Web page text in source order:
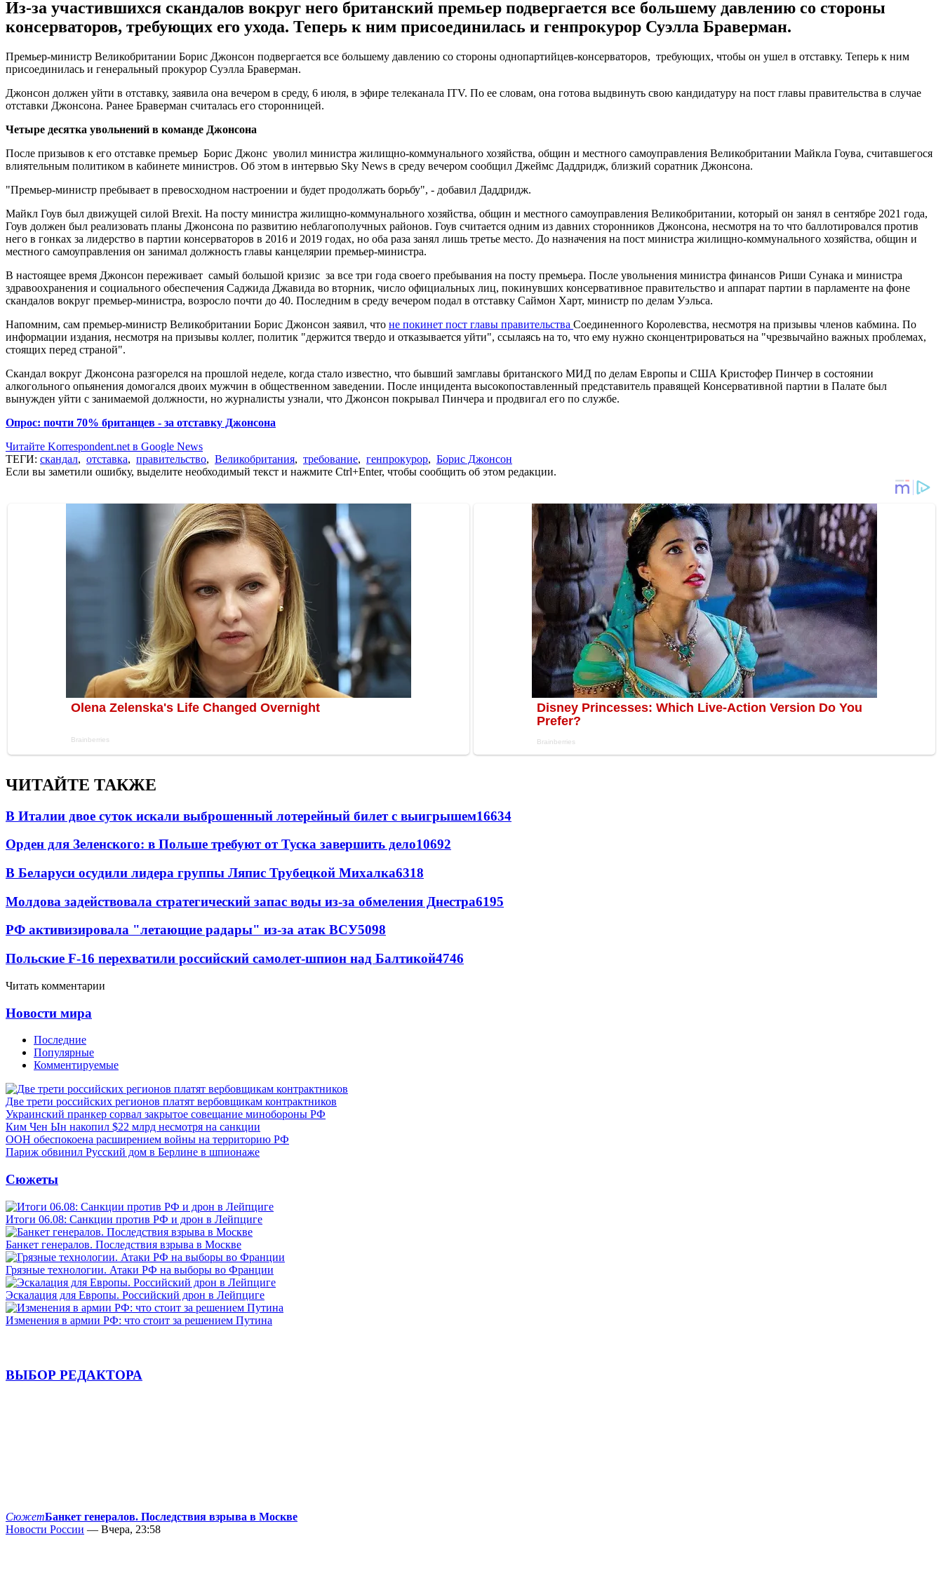
Из-за участившихся скандалов вокруг него британский премьер подвергается все большему давлению со стороны
консерваторов, требующих его ухода. Теперь к ним присоединилась и генпрокурор Суэлла Браверман.
Премьер-министр Великобритании Борис Джонсон подвергается все большему давлению со стороны однопартийцев-консерваторов, требующих, чтобы он ушел в отставку. Теперь к ним
присоединилась и генеральный прокурор Суэлла Браверман.
Джонсон должен уйти в отставку, заявила она вечером в среду, 6 июля, в эфире телеканала ITV. По ее словам, она готова выдвинуть свою кандидатуру на пост главы правительства в случае
отставки Джонсона. Ранее Браверман считалась его сторонницей.
Четыре десятка увольнений в команде Джонсона
После призывов к его отставке премьер Борис Джонс уволил министра жилищно-коммунального хозяйства, общин и местного самоуправления Великобритании Майкла Гоува, считавшегося
влиятельным политиком в кабинете министров. Об этом в интервью Sky News в среду вечером сообщил Джеймс Даддридж, близкий соратник Джонсона.
"Премьер-министр пребывает в превосходном настроении и будет продолжать борьбу", - добавил Даддридж.
Майкл Гоув был движущей силой Brexit. На посту министра жилищно-коммунального хозяйства, общин и местного самоуправления Великобритании, который он занял в сентябре 2021 года,
Гоув должен был реализовать планы Джонсона по развитию неблагополучных районов. Гоув считается одним из давних сторонников Джонсона, несмотря на то что баллотировался против
него в гонках за лидерство в партии консерваторов в 2016 и 2019 годах, но оба раза занял лишь третье место. До назначения на пост министра жилищно-коммунального хозяйства, общин и
местного самоуправления он занимал должность главы канцелярии премьер-министра.
В настоящее время Джонсон переживает самый большой кризис за все три года своего пребывания на посту премьера. После увольнения министра финансов Риши Сунака и министра
здравоохранения и социального обеспечения Саджида Джавида во вторник, число официальных лиц, покинувших консервативное правительство и аппарат партии в парламенте на фоне
скандалов вокруг премьер-министра, возросло почти до 40. Последним в среду вечером подал в отставку Саймон Харт, министр по делам Уэльса.
Напомним, сам премьер-министр Великобритании Борис Джонсон заявил, что не покинет пост главы правительства Соединенного Королевства, несмотря на призывы членов кабмина. По
информации издания, несмотря на призывы коллег, политик "держится твердо и отказывается уйти", ссылаясь на то, что ему нужно сконцентрироваться на "чрезвычайно важных проблемах,
стоящих перед страной".
Скандал вокруг Джонсона разгорелся на прошлой неделе, когда стало известно, что бывший замглавы британского МИД по делам Европы и США Кристофер Пинчер в состоянии
алкогольного опьянения домогался двоих мужчин в общественном заведении. После инцидента высокопоставленный представитель правящей Консервативной партии в Палате был
вынужден уйти с занимаемой должности, но журналисты узнали, что Джонсон покрывал Пинчера и продвигал его по службе.
Опрос: почти 70% британцев - за отставку Джонсона
Читайте Korrespondent.net в Google News
ТЕГИ: скандал, отставка, правительство, Великобритания, требование, генпрокурор, Борис Джонсон
Если вы заметили ошибку, выделите необходимый текст и нажмите Ctrl+Enter, чтобы сообщить об этом редакции.
ЧИТАЙТЕ ТАКЖЕ
В Италии двое суток искали выброшенный лотерейный билет с выигрышем16634
Орден для Зеленского: в Польше требуют от Туска завершить дело10692
В Беларуси осудили лидера группы Ляпис Трубецкой Михалка6318
Молдова задействовала стратегический запас воды из-за обмеления Днестра6195
РФ активизировала "летающие радары" из-за атак ВСУ5098
Польские F-16 перехватили российский самолет-шпион над Балтикой4746
Читать комментарии
Новости мира
Последние
Популярные
Комментируемые
Две трети российских регионов платят вербовщикам контрактников
Украинский пранкер сорвал закрытое совещание минобороны РФ
Ким Чен Ын накопил $22 млрд несмотря на санкции
ООН обеспокоена расширением войны на территорию РФ
Париж обвинил Русский дом в Берлине в шпионаже
Сюжеты
Итоги 06.08: Санкции против РФ и дрон в Лейпциге
Банкет генералов. Последствия взрыва в Москве
Грязные технологии. Атаки РФ на выборы во Франции
Эскалация для Европы. Российский дрон в Лейпциге
Изменения в армии РФ: что стоит за решением Путина
ВЫБОР РЕДАКТОРА
СюжетБанкет генералов. Последствия взрыва в Москве
Новости России — Вчера, 23:58